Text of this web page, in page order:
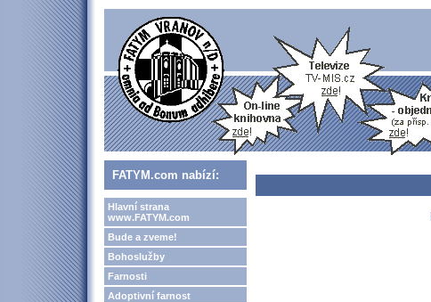
FATYM.com nabízí:
Hlavní strana
www.FATYM.com
Bude a zveme!
Bohoslužby
Farnosti
Adoptivní farnost